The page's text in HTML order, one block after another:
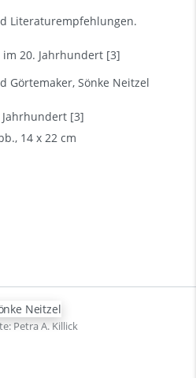
Literaturempfehlungen.
im 20. Jahrhundert [3]
Görtemaker, Sönke Neitzel
Jahrhundert [3]
14 x 22 cm
Petra A. Killick